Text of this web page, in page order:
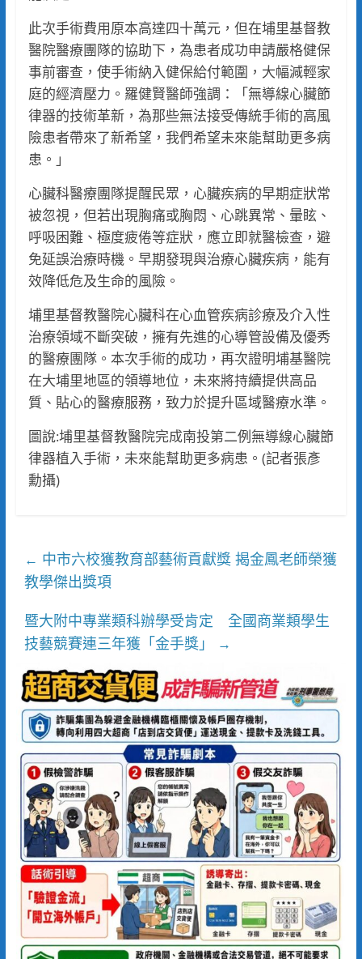
此次手術費用原本高達四十萬元，但在埔里基督教
醫院醫療團隊的協助下，為患者成功申請嚴格健保
事前審查，使手術納入健保給付範圍，大幅減輕家
庭的經濟壓力。羅健賢醫師強調：「無導線心臟節
律器的技術革新，為那些無法接受傳統手術的高風
險患者帶來了新希望，我們希望未來能幫助更多病
患。」
心臟科醫療團隊提醒民眾，心臟疾病的早期症狀常
被忽視，但若出現胸痛或胸悶、心跳異常、暈眩、
呼吸困難、極度疲倦等症狀，應立即就醫檢查，避
免延誤治療時機。早期發現與治療心臟疾病，能有
效降低危及生命的風險。
埔里基督教醫院心臟科在心血管疾病診療及介入性
治療領域不斷突破，擁有先進的心導管設備及優秀
的醫療團隊。本次手術的成功，再次證明埔基醫院
在大埔里地區的領導地位，未來將持續提供高品
質、貼心的醫療服務，致力於提升區域醫療水準。
圖說:埔里基督教醫院完成南投第二例無導線心臟節
律器植入手術，未來能幫助更多病患。(記者張彥
勳攝)
← 中市六校獲教育部藝術貢獻獎 揭金鳳老師榮獲
教學傑出獎項
暨大附中專業類科辦學受肯定 全國商業類學生
技藝競賽連三年獲「金手獎」
→